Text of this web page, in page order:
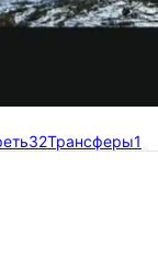
32Трансферы1